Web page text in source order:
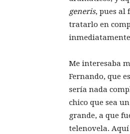
generis, pues al
tratarlo en
Me interesaba
Fernando, que
sería nada
chico que sea
grande, a que
telenovela.